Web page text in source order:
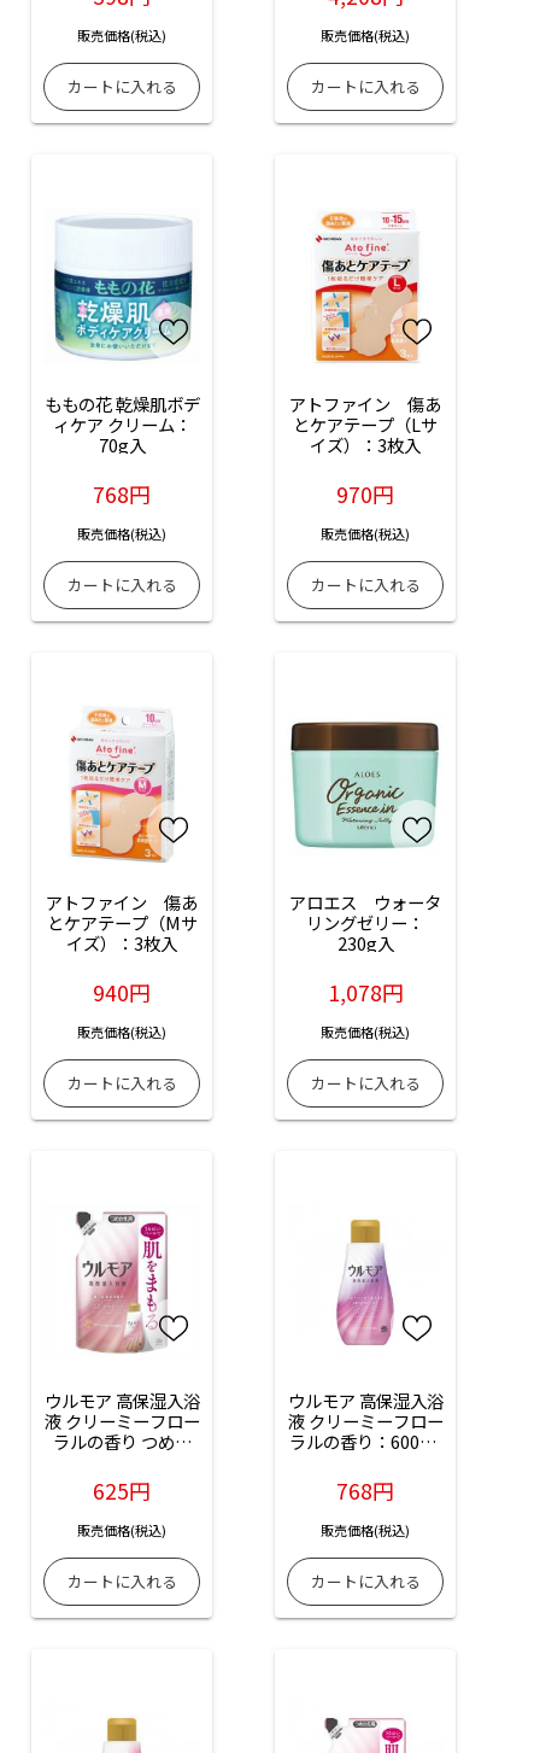
販売価格(税込) 販売価格(税込)
ももの花 乾燥肌ボデ
ィケア クリーム：
70g入
768円
販売価格(税込)
アトファイン　傷あ
とケアテープ（Lサ
イズ）：3枚入
970円
販売価格(税込)
アトファイン　傷あ
とケアテープ（Mサ
イズ）：3枚入
940円
販売価格(税込)
アロエス　ウォータ
リングゼリー：
230g入
1,078円
販売価格(税込)
ウルモア 高保湿入浴
液 クリーミーフロー
ラルの香り つめか
625円
販売価格(税込)
ウルモア 高保湿入浴
液 クリーミーフロー
ラルの香り：600ml
768円
販売価格(税込)